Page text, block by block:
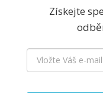
Získejte